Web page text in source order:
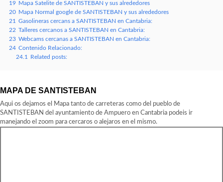
19
Mapa Satelite de SANTISTEBAN y sus alrededores
20
Mapa Normal google de SANTISTEBAN y sus alrededores
21
Gasolineras cercans a SANTISTEBAN en Cantabria:
22 Talleres cercanos a SANTISTEBAN en Cantabria:
23 Webcams cercanas a SANTISTEBAN en Cantabria:
24 Contenido Relacionado:
24.1
Related posts:
MAPA DE SANTISTEBAN
Aqui os dejamos el Mapa tanto de carreteras como del pueblo de
SANTISTEBAN del ayuntamiento de Ampuero en Cantabria podeis ir
manejando el zoom para cercaros o alejaros en el mismo.